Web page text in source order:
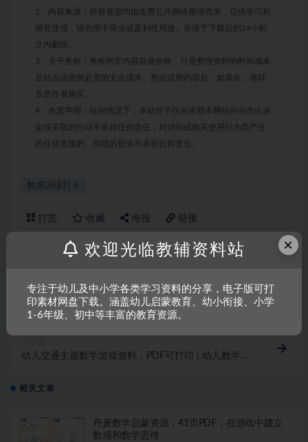
2、内容来源：所有资源均由免费公共网络整理而来，仅供学习和
研究使用，请勿用于商业或盈利性用途。并请于下载后的24小时
之内删除。
3、关于售价：售价绝非内容自身价格，只是整理资料的时间成本
及站点运营所必需的支出成本。您在试用内容后，如喜欢，请联
系原作者购买。
4、免责声明：任何情况下，本站对于任何依赖本网站内容作出决
定或采取的行动不承担任何责任；对访问或购买使用行为而产生
的任何直接的、间接的损失不承担任何责任。
数感训练打卡
打赏 收藏 海报 链接
上一篇
两位数11-19的认知，31页PDF专项训练
幼儿交通主题数学游戏资料，PDF可打印 | 幼儿数学启
相关文章
丹麦数学启蒙资源，41页PDF，在游戏中建立
数感和数学思维
×
欢迎光临教辅资料站
专注于幼儿及中小学各类学习资料的分享，电子版可打
印素材网盘下载。涵盖幼儿启蒙教育、幼小衔接、小学
1-6年级、初中等丰富的教育资源。